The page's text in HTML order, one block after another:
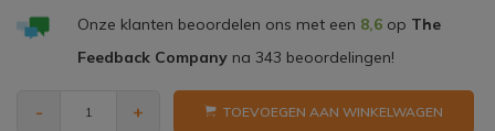
Onze klanten beoordelen ons met een 8,6op The
Feedback Companyna 343 beoordelingen!
- + TOEVOEGEN AAN WINKELWAGEN